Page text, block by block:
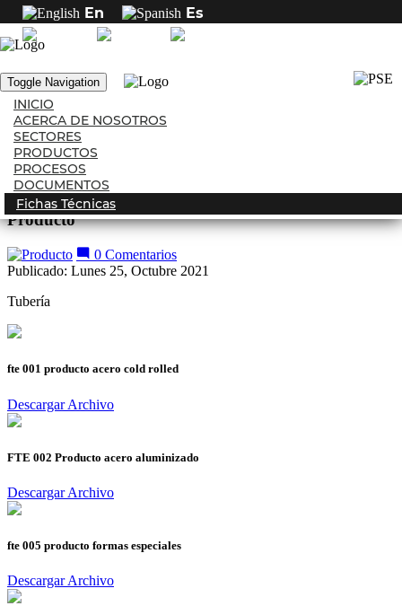
En Es
Toggle Navigation
INICIO
ACERCA DE NOSOTROS
SECTORES
PRODUCTOS
PROCESOS
DOCUMENTOS
Fichas Técnicas
Inicio Fichas técnicas
Mostrar Categorías
Categorías:
Secciones
Blog
Productos
Fichas técnicas
Proyección Internacional
Producto
0 Comentarios
Publicado: Lunes 25, Octubre 2021
Tubería
fte 001 producto acero cold rolled
Descargar Archivo
FTE 002 Producto acero aluminizado
Descargar Archivo
fte 005 producto formas especiales
Descargar Archivo